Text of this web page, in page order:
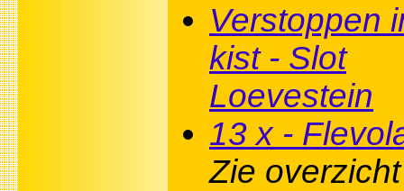
Verstoppen
kist - Slot
Loevestein
13 x -
Zie overzicht